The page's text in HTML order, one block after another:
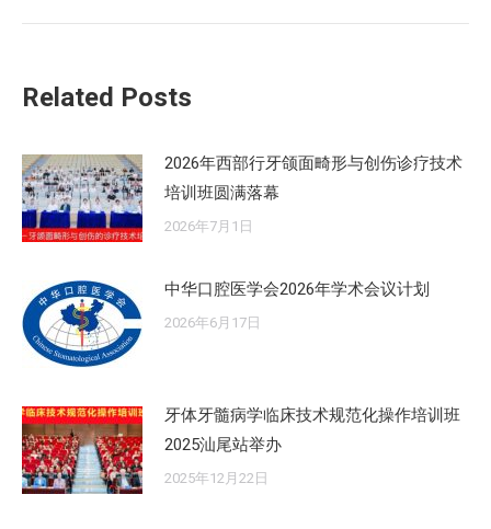
的
Related Posts
2026年西部行牙颌面畸形与创伤诊疗技术
培训班圆满落幕
2026年7月1日
中华口腔医学会2026年学术会议计划
2026年6月17日
牙体牙髓病学临床技术规范化操作培训班
2025汕尾站举办
2025年12月22日